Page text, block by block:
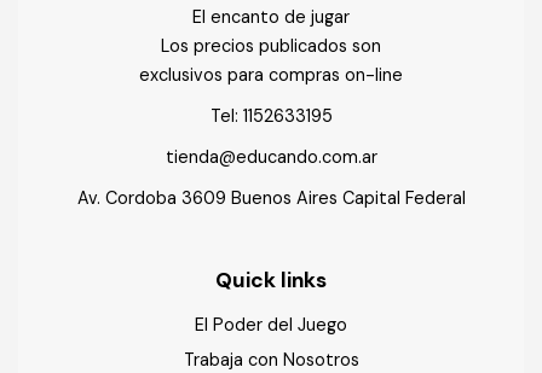
El encanto de jugar
Los precios publicados son
exclusivos para compras on-line
Tel: 1152633195
tienda@educando.com.ar
Av. Cordoba 3609 Buenos Aires Capital Federal
Quick links
El Poder del Juego
Trabaja con Nosotros